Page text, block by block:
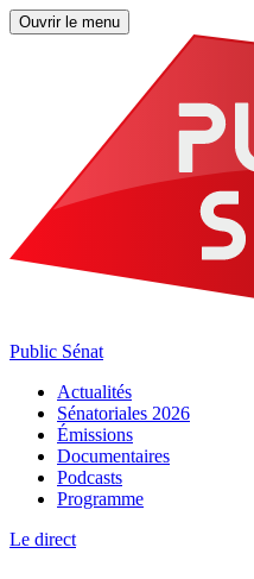
Ouvrir le menu
Public Sénat
Actualités
Sénatoriales 2026
Émissions
Documentaires
Podcasts
Programme
Le direct